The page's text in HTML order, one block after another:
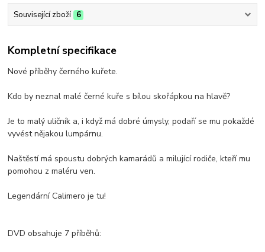
Související zboží 6
Kompletní specifikace
Nové příběhy černého kuřete.
Kdo by neznal malé černé kuře s bílou skořápkou na hlavě?
Je to malý uličník a, i když má dobré úmysly, podaří se mu pokaždé
vyvést nějakou lumpárnu.
Naštěstí má spoustu dobrých kamarádů a milující rodiče, kteří mu
pomohou z maléru ven.
Legendární Calimero je tu!
DVD obsahuje 7 příběhů: